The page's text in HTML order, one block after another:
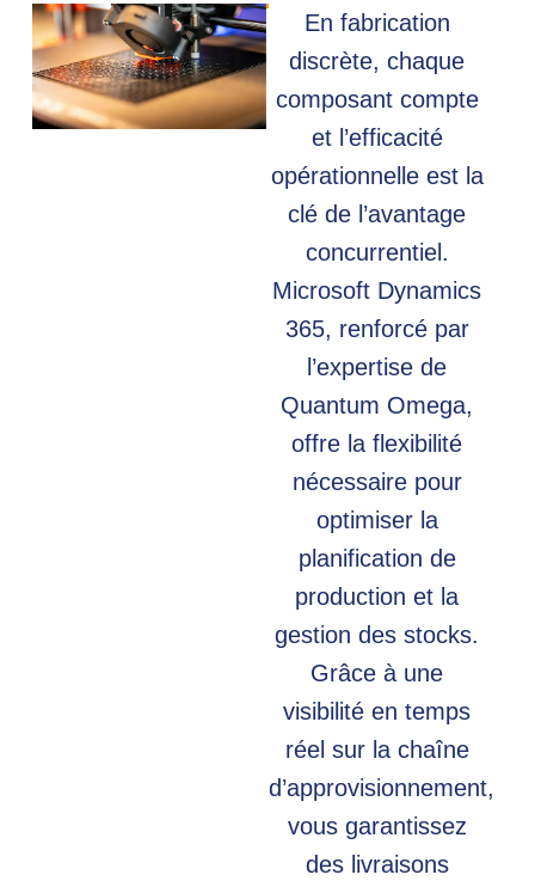
En fabrication
discrète, chaque
composant compte
et l’efficacité
opérationnelle est la
clé de l’avantage
concurrentiel.
Microsoft Dynamics
365, renforcé par
l’expertise de
Quantum Omega,
offre la flexibilité
nécessaire pour
optimiser la
planification de
production et la
gestion des stocks.
Grâce à une
visibilité en temps
réel sur la chaîne
d’approvisionnement,
vous garantissez
des livraisons